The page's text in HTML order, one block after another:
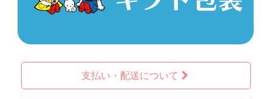
支払い・配送について